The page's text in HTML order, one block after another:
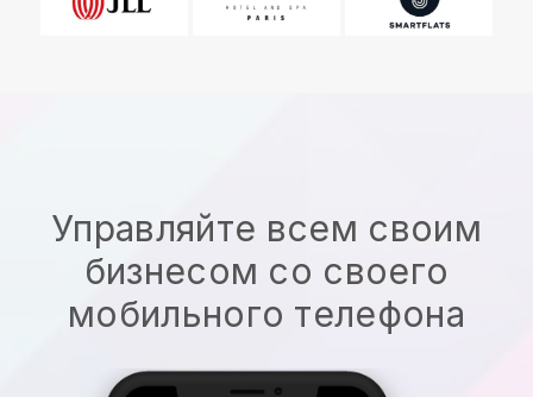
Управляйте всем своим
бизнесом со своего
мобильного телефона